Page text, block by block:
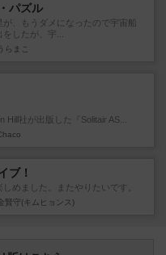
パズル
、もうダメになったので宇宙船
したが、宇...
らまこ
Hill社が出版した『Solitair AS...
ブ！
しめました。またやりたいです。
賢守(キムヒョンス)